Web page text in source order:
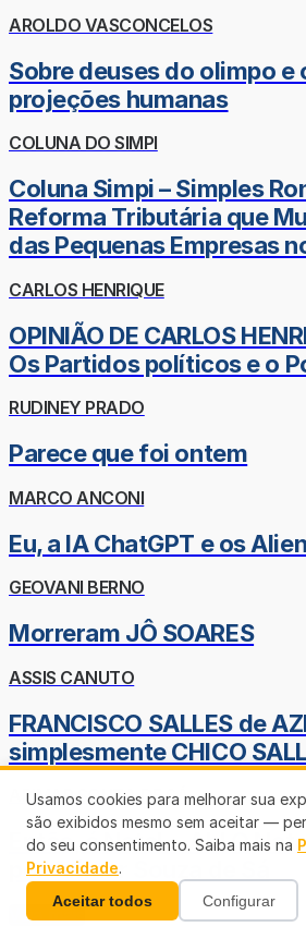
AROLDO VASCONCELOS
Sobre deuses do olimpo e
projeções humanas
COLUNA DO SIMPI
Coluna Simpi – Simples
Reforma Tributária que
das Pequenas Empresas
CARLOS HENRIQUE
OPINIÃO DE CARLOS
Os Partidos políticos e o
RUDINEY PRADO
Parece que foi ontem
MARCO ANCONI
Eu, a IA ChatGPT e os
GEOVANI BERNO
Morreram JÔ SOARES
ASSIS CANUTO
FRANCISCO SALLES de
simplesmente CHICO
ARIMAR SOUZA DE SÁ
Então, é Natal... Ah! O
por Arimar Souza de Sá
Veja mais
Usamos cookies para melhorar sua
são exibidos mesmo sem aceitar —
do seu consentimento. Saiba mais na
Privacidade.
Aceitar todos Configurar